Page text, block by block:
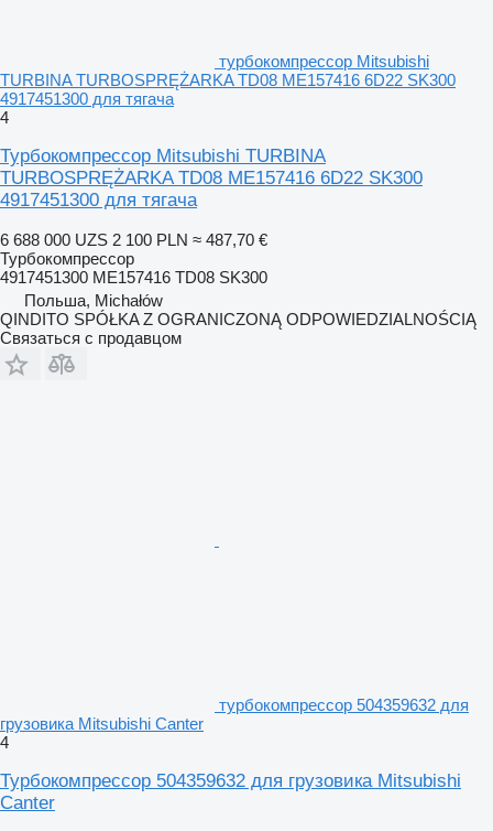
турбокомпрессор Mitsubishi
TURBINA TURBOSPRĘŻARKA TD08 ME157416 6D22 SK300
4917451300 для тягача
4
Турбокомпрессор Mitsubishi TURBINA
TURBOSPRĘŻARKA TD08 ME157416 6D22 SK300
4917451300 для тягача
6 688 000 UZS 2 100 PLN ≈ 487,70 €
Турбокомпрессор
4917451300 ME157416 TD08 SK300
Польша, Michałów
QINDITO SPÓŁKA Z OGRANICZONĄ ODPOWIEDZIALNOŚCIĄ
Связаться с продавцом
турбокомпрессор 504359632 для
грузовика Mitsubishi Canter
4
Турбокомпрессор 504359632 для грузовика Mitsubishi
Canter